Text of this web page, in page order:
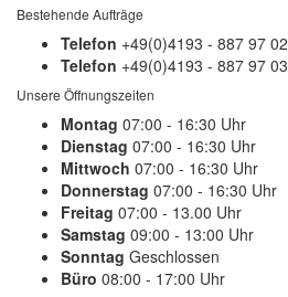
Bestehende Aufträge
Telefon +49(0)4193 - 887 97 02
Telefon +49(0)4193 - 887 97 03
Unsere Öffnungszeiten
Montag 07:00 - 16:30 Uhr
Dienstag 07:00 - 16:30 Uhr
Mittwoch 07:00 - 16:30 Uhr
Donnerstag 07:00 - 16:30 Uhr
Freitag 07:00 - 13.00 Uhr
Samstag 09:00 - 13:00 Uhr
Sonntag Geschlossen
Büro 08:00 - 17:00 Uhr